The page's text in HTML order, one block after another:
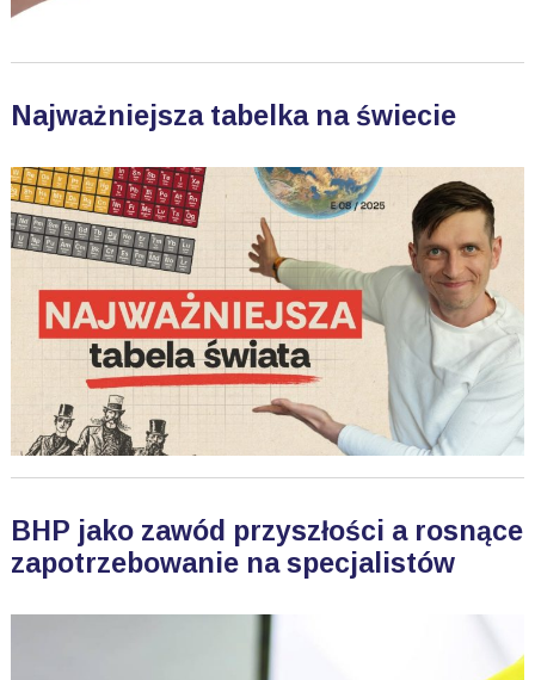
Najważniejsza tabelka na świecie
BHP jako zawód przyszłości a rosnące
zapotrzebowanie na specjalistów